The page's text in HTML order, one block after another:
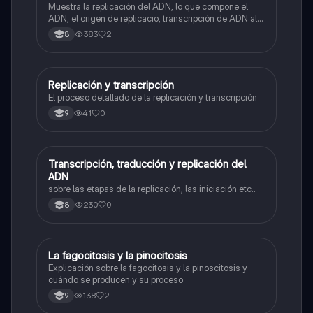
Muestra la replicación del ADN, lo que compone el
ADN, el origen de replicacio, transcripción de ADN al
ARN y traducción de ARN a proteína.
8 383 2
Biologia
Replicación y transcripción
El proceso detallado de la replicación y transcripción
9 41 0
Biologia
Transcripción, traducción y replicación del
ADN
sobre las etapas de la replicación, las iniciación etc..
8 230 0
Biologia
La fagocitosis y la pinocitosis
Explicación sobre la fagocitosis y la pinoscitosis y
cuándo se producen y su proceso
9 138 2